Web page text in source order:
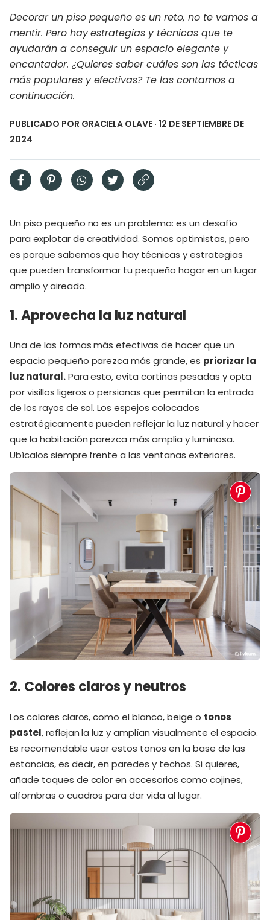
Decorar un piso pequeño es un reto, no te vamos a
mentir. Pero hay estrategias y técnicas que te
ayudarán a conseguir un espacio elegante y
encantador. ¿Quieres saber cuáles son las tácticas
más populares y efectivas? Te las contamos a
continuación.
PUBLICADO POR GRACIELA OLAVE · 12 DE SEPTIEMBRE DE
2024
Un piso pequeño no es un problema: es un desafío
para explotar de creatividad. Somos optimistas, pero
es porque sabemos que hay técnicas y estrategias
que pueden transformar tu pequeño hogar en un lugar
amplio y aireado.
1. Aprovecha la luz natural
Una de las formas más efectivas de hacer que un
espacio pequeño parezca más grande, es priorizar la
luz natural.Para esto, evita cortinas pesadas y opta
por visillos ligeros o persianas que permitan la entrada
de los rayos de sol. Los espejos colocados
estratégicamente pueden reflejar la luz natural y hacer
que la habitación parezca más amplia y luminosa.
Ubícalos siempre frente a las ventanas exteriores.
2. Colores claros y neutros
Los colores claros, como el blanco, beige o tonos
pastel, reflejan la luz y amplían visualmente el espacio.
Es recomendable usar estos tonos en la base de las
estancias, es decir, en paredes y techos. Si quieres,
añade toques de color en accesorios como cojines,
alfombras o cuadros para dar vida al lugar.